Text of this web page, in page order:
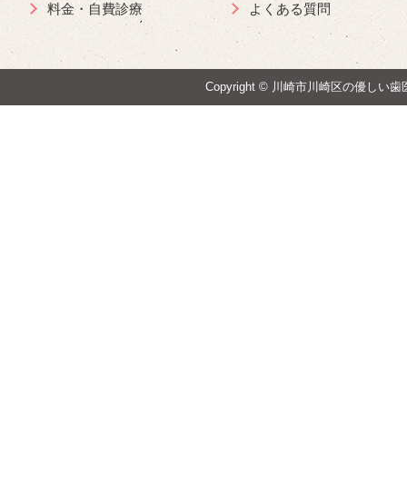
料金・自費診療 よくある質問
Copyright © 川崎市川崎区の優しい